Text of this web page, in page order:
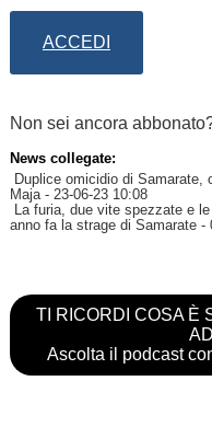
ACCEDI
Non sei ancora
News collegate:
Duplice omicidio di Samarate,
Maja- 23-06-23 10:08
La furia, due vite spezzate e
anno fa la strage di Samarate-
TI RICORDI COSA È
Ascolta il podcast